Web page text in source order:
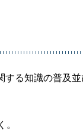
する知識の普及
。